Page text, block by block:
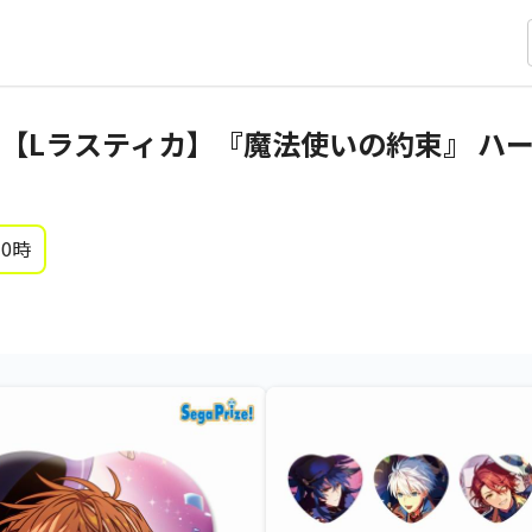
Lラスティカ】『魔法使いの約束』 ハ
時